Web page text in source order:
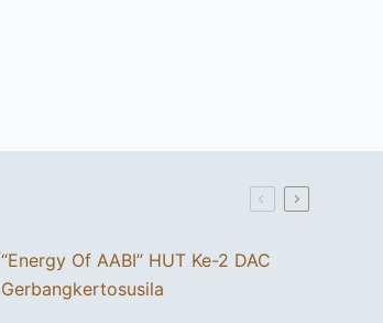
“Energy Of AABI” HUT Ke-2 DAC
Gerbangkertosusila